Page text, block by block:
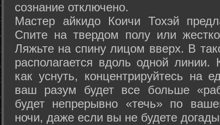
сознание отключено.
Мастер айкидо Коичи Тохэй
Спите на твердом полу или
Ляжьте на спину лицом вверх. В
располагается вдоль одной
как уснуть, концентрируйтесь на
ваш разум будет все больше
будет непрерывно «течь» по
ночи, даже если вы не будете